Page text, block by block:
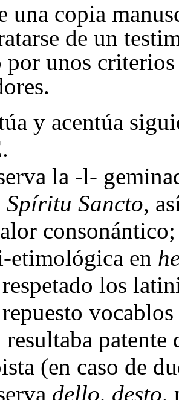
una copia
de un
por unos
y acentúa
la -l-
Spíritu Sancto,
etimológica en
respetado los
repuesto
resultaba
(en caso de
dello, desto,